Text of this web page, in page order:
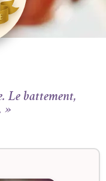
Le battement,
»